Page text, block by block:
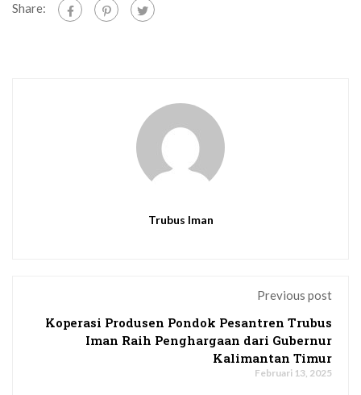
Share:
Trubus Iman
Previous post
Koperasi Produsen Pondok Pesantren Trubus
Iman Raih Penghargaan dari Gubernur
Kalimantan Timur
Februari 13, 2025